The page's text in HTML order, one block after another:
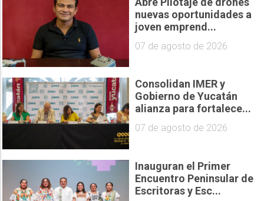
nuevas oportunidades a
joven emprend...
07 de agosto de 2026
Consolidan IMER y
Gobierno de Yucatán
alianza para fortalece...
07 de agosto de 2026
Inauguran el Primer
Encuentro Peninsular de
Escritoras y Esc...